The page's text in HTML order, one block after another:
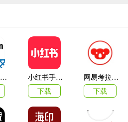
亚马逊购物app
小红书手机客户端
下载
网易考拉海购
下载